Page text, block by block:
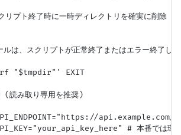
プト終了時に一時ディレクトリを確実に削除
は、スクリプトが正常終了またはエラー終了し
"$tmpdir"' EXIT
読み取り専用を推奨)
api.example.com/
# 本番では環境